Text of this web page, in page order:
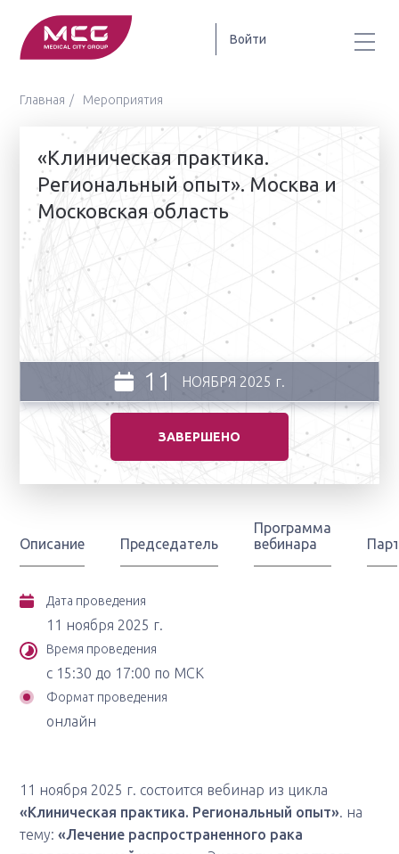
Войти
Главная Мероприятия
«Клиническая практика.
Региональный опыт». Москва и
Московская область
ЗАВЕРШЕНО
11 НОЯБРЯ 2025 г.
Описание Председатель
Программа
вебинара
Дата проведения
11 ноября 2025 г.
Время проведения
с 15:30 до 17:00 по МСК
Формат проведения
онлайн
11 ноября 2025 г. состоится вебинар из цикла
«Клиническая практика. Региональный опыт». на
тему:«Лечение распространенного рака